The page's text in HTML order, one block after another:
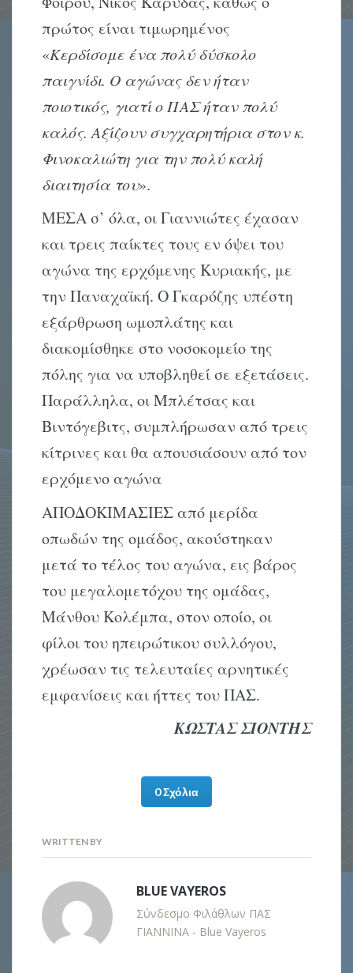
πρώτος είναι τιμωρημένος
«Κερδίσομε ένα πολύ δύσκολο
παιγνίδι. Ο αγώνας δεν ήταν
ποιοτικός, γιατί ο ΠΑΣ ήταν πολύ
καλός. Αξίζουν συγχαρητήρια στον κ.
Φινοκαλιώτη για την πολύ καλή
διαιτησία του».
ΜΕΣΑ σ’ όλα, οι Γιαννιώτες έχασαν
και τρεις παίκτες τους εν όψει του
αγώνα της ερχόμενης Κυριακής, με
την Παναχαϊκή. Ο Γκαρόζης υπέστη
εξάρθρωση ωμοπλάτης και
διακομίσθηκε στο νοσοκομείο της
πόλης για να υποβληθεί σε εξετάσεις.
Παράλληλα, οι Μπλέτσας και
Βιντόγεβιτς, συμπλήρωσαν από τρεις
κίτρινες και θα απουσιάσουν από τον
ερχόμενο αγώνα
ΑΠΟΔΟΚΙΜΑΣΙΕΣ από μερίδα
οπωδών της ομάδος, ακούστηκαν
μετά το τέλος του αγώνα, εις βάρος
του μεγαλομετόχου της ομάδας,
Μάνθου Κολέμπα, στον οποίο, οι
φίλοι του ηπειρώτικου συλλόγου,
χρέωσαν τις τελευταίες αρνητικές
εμφανίσεις και ήττες του ΠΑΣ.
ΚΩΣΤΑΣ ΣΙΟΝΤΗΣ
0 Σχόλια
WRITTEN BY
BLUE VAYEROS
Σύνδεσμο Φιλάθλων ΠΑΣ
ΓΙΑΝΝΙΝΑ - Blue Vayeros